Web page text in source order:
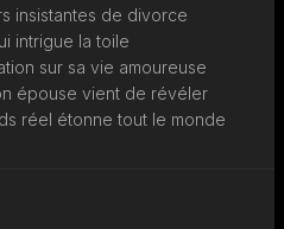
insistantes de divorce
intrigue la toile
sur sa vie amoureuse
épouse vient de révéler
réel étonne tout le monde